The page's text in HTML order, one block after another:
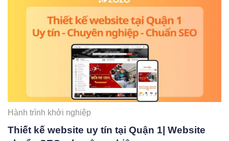
Hành trình khởi nghiệp
Thiết kế website uy tín tại Quận 1| Website